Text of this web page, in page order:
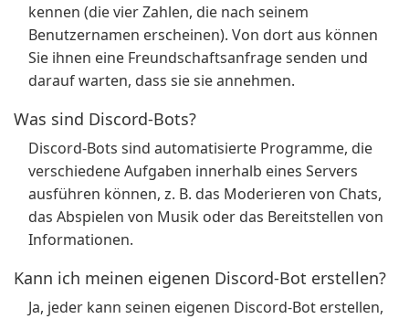
kennen (die vier Zahlen, die nach seinem
Benutzernamen erscheinen). Von dort aus können
Sie ihnen eine Freundschaftsanfrage senden und
darauf warten, dass sie sie annehmen.
Was sind Discord-Bots?
Discord-Bots sind automatisierte Programme, die
verschiedene Aufgaben innerhalb eines Servers
ausführen können, z. B. das Moderieren von Chats,
das Abspielen von Musik oder das Bereitstellen von
Informationen.
Kann ich meinen eigenen Discord-Bot erstellen?
Ja, jeder kann seinen eigenen Discord-Bot erstellen,